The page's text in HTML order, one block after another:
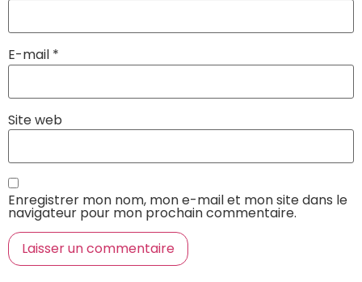
E-mail *
Site web
Enregistrer mon nom, mon e-mail et mon site dans le
navigateur pour mon prochain commentaire.